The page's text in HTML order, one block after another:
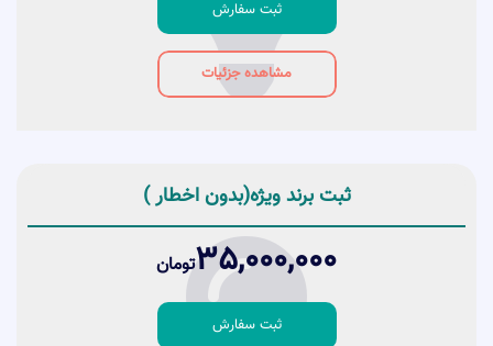
ثبت سفارش
مشاهده جزئیات
ثبت برند ویژه(بدون اخطار )
35,000,000تومان
ثبت سفارش